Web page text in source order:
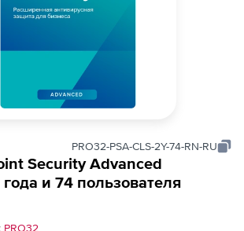
PRO32-PSA-CLS-2Y-74-RN-RU
Security Advanced
продление 2 года и 74 пользователя
PRO32